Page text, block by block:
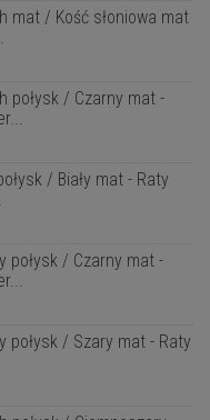
mat / Kość słoniowa mat
połysk / Czarny mat -
/ Biały mat - Raty
połysk / Czarny mat -
połysk / Szary mat - Raty